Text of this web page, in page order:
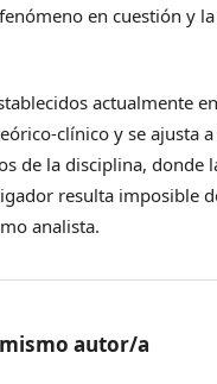
en cuestión y
actualmente
clínico y se ajusta
de la disciplina, donde
resulta imposible
analista.
autor/a